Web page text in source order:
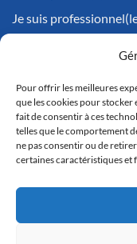
Pour offrir les meilleures
que les cookies pour stocker
fait de consentir à ces
telles que le comportement
ne pas consentir ou de
certaines caractéristiques et
Je suis
Télécharger
Vous avez des
Nous contacter